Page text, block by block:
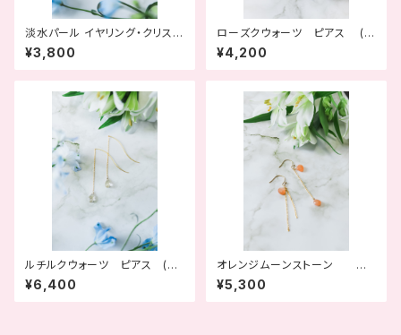
淡水パール イヤリング・クリスタ
ル (波の花)
¥3,800
ローズクウォーツ ピアス (天
使の吐息)
¥4,200
ルチルクウォーツ ピアス (永
遠の輝き)
¥6,400
オレンジムーンストーン イ
ヤリングor ピアス （オレンジ
の香り）
¥5,300